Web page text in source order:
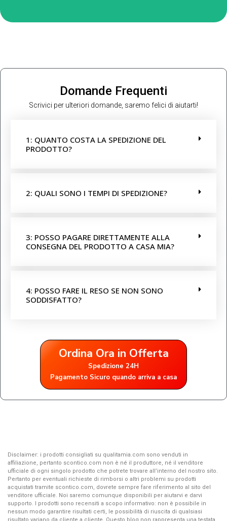
Domande Frequenti
Scrivici per ulteriori domande, saremo felici di aiutarti!
1: QUANTO COSTA LA SPEDIZIONE DEL
PRODOTTO?
2: QUALI SONO I TEMPI DI SPEDIZIONE?
3: POSSO PAGARE DIRETTAMENTE ALLA
CONSEGNA DEL PRODOTTO A CASA MIA?
4: POSSO FARE IL RESO SE NON SONO
SODDISFATTO?
Ordina Ora in Offerta
Spedizione 24H
Pagamento Sicuro quando arriva a casa
Disclaimer: i prodotti consigliati su qualitamia.com sono venduti in
affiliazione, pertanto scontico.com non è né il produttore, né il venditore
ufficiale di ogni singolo prodotto che potrete trovare all’interno del nostro sito.
Pertanto per eventuali richieste di rimborsi o altri problemi su prodotti
acquistati tramite scontico.com, dovrete sempre fare riferimento al sito del
venditore ufficiale. Noi saremo comunque disponibili per aiutarvi e darvi
supporto. I prodotti sono recensiti a scopo informativo: non è possibile in
nessun modo garantire risultati certi, le possibilità di riuscita di qualsiasi